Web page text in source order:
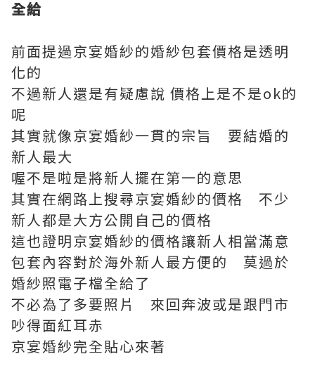
全給
前面提過京宴婚紗的婚紗包套價格是透明
化的
不過新人還是有疑慮說 價格上是不是ok的
呢
其實就像京宴婚紗一貫的宗旨 要結婚的
新人最大
喔不是啦是將新人擺在第一的意思
其實在網路上搜尋京宴婚紗的價格 不少
新人都是大方公開自己的價格
這也證明京宴婚紗的價格讓新人相當滿意
包套內容對於海外新人最方便的 莫過於
婚紗照電子檔全給了
不必為了多要照片 來回奔波或是跟門市
吵得面紅耳赤
京宴婚紗完全貼心來著